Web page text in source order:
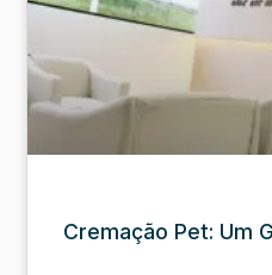
Cremação Pet: Um